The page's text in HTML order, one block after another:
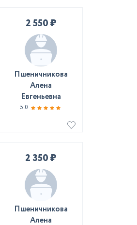
2 550 ₽
Пшеничникова
Алена
Евгеньевна
5.0
2 350 ₽
Пшеничникова
Алена